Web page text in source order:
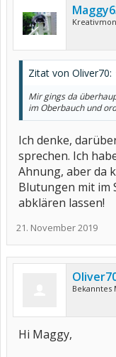
Zitat von Oliver70:
Mir gings da
im Oberbauch und
Ich denke,
sprechen. Ich
Ahnung, aber da
Blutungen mit im
abklären lassen!
21. November 2019
Bekanntes
Hi Maggy,